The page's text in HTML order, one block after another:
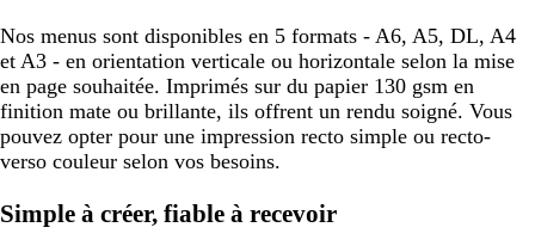
Nos menus sont disponibles en 5 formats - A6, A5, DL, A4
et A3 - en orientation verticale ou horizontale selon la mise
en page souhaitée. Imprimés sur du papier 130 gsm en
finition mate ou brillante, ils offrent un rendu soigné. Vous
pouvez opter pour une impression recto simple ou recto-
verso couleur selon vos besoins.
Simple à créer, fiable à recevoir